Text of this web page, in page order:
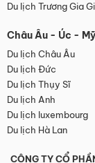
Du lịch Trương Gia
Châu Âu - Úc - Mỹ
Du lịch Châu Âu
Du lịch Đức
Du lịch Thụy Sĩ
Du lịch Anh
Du lịch luxembourg
Du lịch Hà Lan
CÔNG TY CỔ